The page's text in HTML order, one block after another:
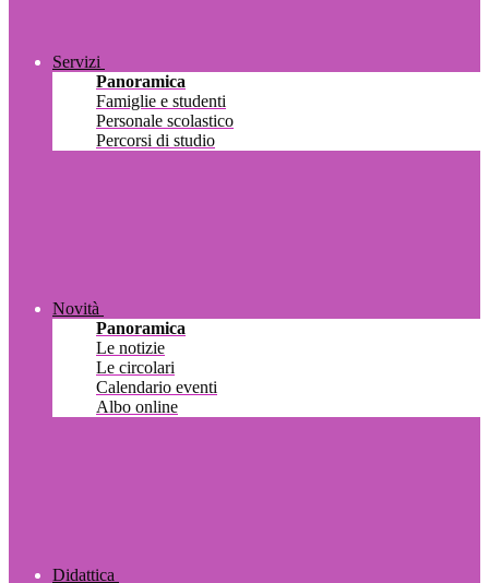
Servizi
Panoramica
Famiglie e studenti
Personale scolastico
Percorsi di studio
Novità
Panoramica
Le notizie
Le circolari
Calendario eventi
Albo online
Didattica